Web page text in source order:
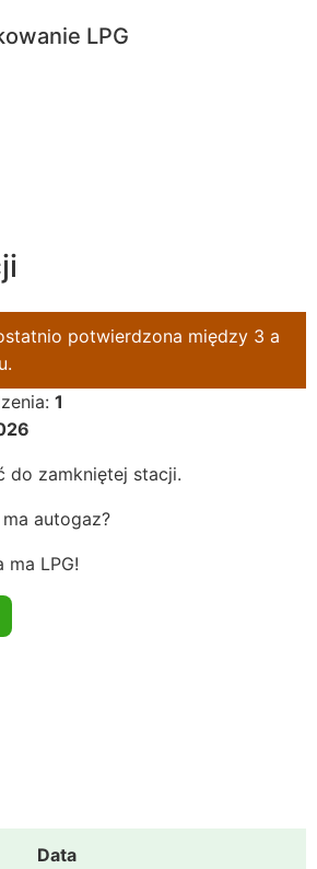
LPG
potwierdzona między 3 a
1
do zamkniętej stacji.
autogaz?
ma LPG!
Data